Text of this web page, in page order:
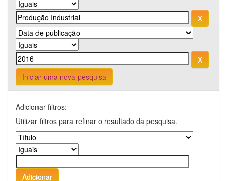
Iniciar uma nova pesquisa
Adicionar filtros:
Utilizar filtros para refinar o resultado da pesquisa.